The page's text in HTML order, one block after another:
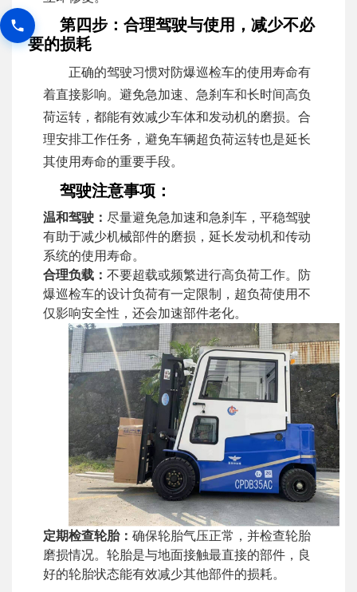
第四步：合理驾驶与使用，减少不必
要的损耗
正确的驾驶习惯对防爆巡检车的使用寿命有
着直接影响。避免急加速、急刹车和长时间高负
荷运转，都能有效减少车体和发动机的磨损。合
理安排工作任务，避免车辆超负荷运转也是延长
其使用寿命的重要手段。
驾驶注意事项：
温和驾驶： 尽量避免急加速和急刹车，平稳驾驶
有助于减少机械部件的磨损，延长发动机和传动
系统的使用寿命。
合理负载： 不要超载或频繁进行高负荷工作。防
爆巡检车的设计负荷有一定限制，超负荷使用不
仅影响安全性，还会加速部件老化。
定期检查轮胎： 确保轮胎气压正常，并检查轮胎
磨损情况。轮胎是与地面接触最直接的部件，良
好的轮胎状态能有效减少其他部件的损耗。